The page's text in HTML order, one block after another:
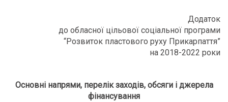
Додаток
до обласної цільової соціальної програми
“Розвиток пластового руху Прикарпаття”
на 2018-2022 роки
Основні напрями, перелік заходів, обсяги і джерела
фінансування